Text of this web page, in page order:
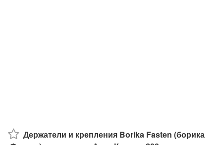
Держатели и крепления Borika Fasten (борика